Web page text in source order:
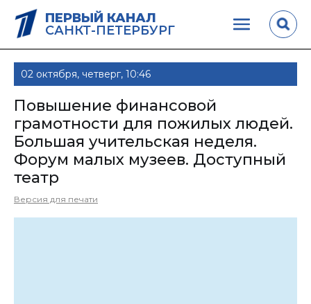
ПЕРВЫЙ КАНАЛ
САНКТ-ПЕТЕРБУРГ
02 октября, четверг, 10:46
Повышение финансовой
грамотности для пожилых людей.
Большая учительская неделя.
Форум малых музеев. Доступный
театр
Версия для печати